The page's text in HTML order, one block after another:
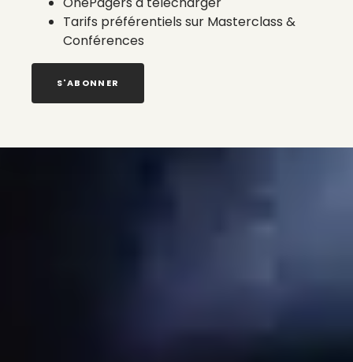
Tarifs préférentiels sur Masterclass &
Conférences
S'ABONNER